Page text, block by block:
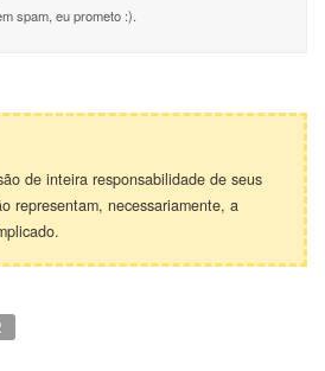
spam, eu prometo :).
de inteira responsabilidade de seus
representam, necessariamente, a